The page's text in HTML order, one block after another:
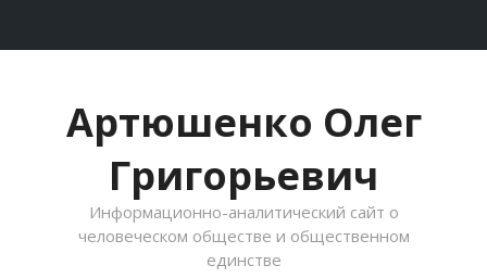
Артюшенко Олег
Григорьевич
Информационно-аналитический сайт о
человеческом обществе и общественном
единстве